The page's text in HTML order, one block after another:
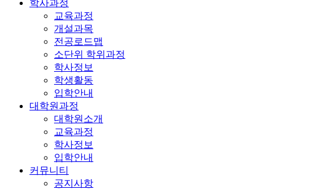
학사과정
교육과정
개설과목
전공로드맵
소단위 학위과정
학사정보
학생활동
입학안내
대학원과정
대학원소개
교육과정
학사정보
입학안내
커뮤니티
공지사항